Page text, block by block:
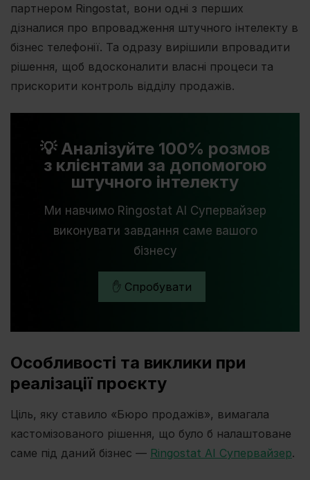
партнером Ringostat, вони одні з перших
дізналися про впровадження штучного інтелекту в
бізнес телефонії. Та одразу вирішили впровадити
рішення, щоб вдосконалити власні процеси та
прискорити контроль відділу продажів.
💡 Аналізуйте 100% розмов
з клієнтами за допомогою
штучного інтелекту
Ми навчимо Ringostat AI Супервайзер
виконувати завдання саме вашого
бізнесу
✋ Спробувати
Особливості та виклики при
реалізації проєкту
Ціль, яку ставило «Бюро продажів», вимагала
кастомізованого рішення, що було б налаштоване
саме під даний бізнес — Ringostat AI Супервайзер.